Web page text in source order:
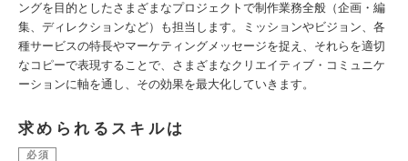
ングを目的としたさまざまなプロジェクトで制作業務全般（企画・編
集、ディレクションなど）も担当します。ミッションやビジョン、各
種サービスの特長やマーケティングメッセージを捉え、それらを適切
なコピーで表現することで、さまざまなクリエイティブ・コミュニケ
ーションに軸を通し、その効果を最大化していきます。
求められるスキルは
必須